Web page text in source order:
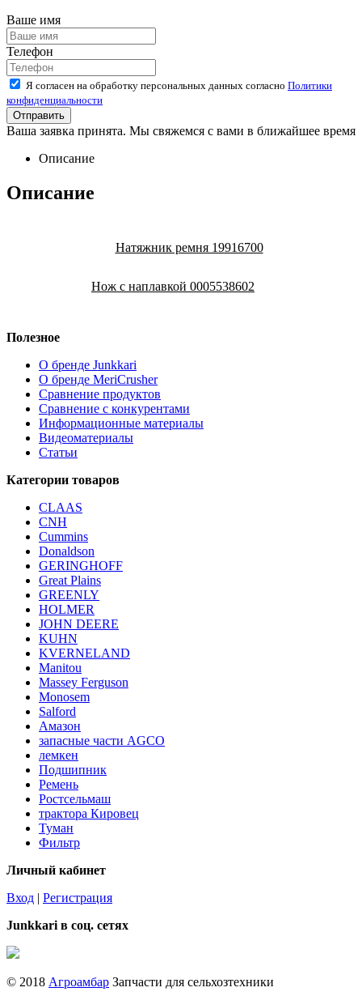
Ваше имя
Телефон
Я согласен на обработку персональных данных согласно Политики
конфиденциальности
Ваша заявка принята. Мы свяжемся с вами в ближайшее время
Описание
Описание
Натяжник ремня 19916700
Нож c наплавкой 0005538602
Полезное
О бренде Junkkari
О бренде MeriCrusher
Сравнение продуктов
Сравнение с конкурентами
Информационные материалы
Видеоматериалы
Статьи
Категории товаров
CLAAS
CNH
Cummins
Donaldson
GERINGHOFF
Great Plains
GREENLY
HOLMER
JOHN DEERE
KUHN
KVERNELAND
Manitou
Massey Ferguson
Monosem
Salford
Амазон
запасные части AGCO
лемкен
Подшипник
Ремень
Ростсельмаш
трактора Кировец
Туман
Фильтр
Личный кабинет
Вход | Регистрация
Junkkari в соц. сетях
© 2018 Агроамбар Запчасти для сельхозтехники